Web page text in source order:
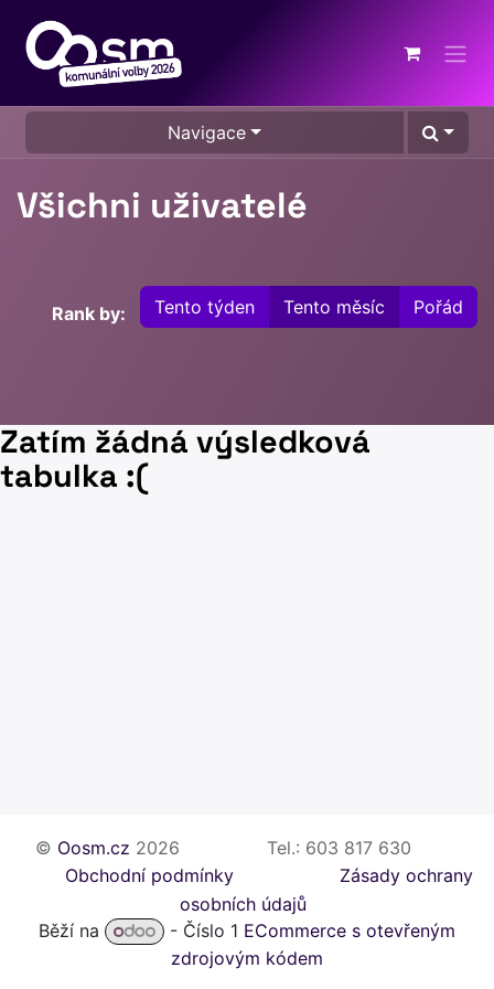
Navigace
Všichni uživatelé
Rank by: Tento týden Tento měsíc Pořád
Zatím žádná výsledková
tabulka :(
© Oosm.cz 2026
​​Tel.: 603 817 630
Obchodní podmínky
​Zásady ochrany
osobních údajů
Běží na
- Číslo 1 ECommerce s otevřeným
zdrojovým kódem